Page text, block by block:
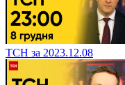
ТСН за 2023.12.08